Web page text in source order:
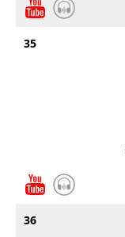
35
36